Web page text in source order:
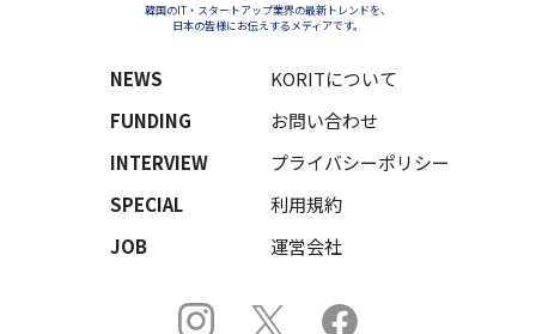
韓国のIT・スタートアップ業界の最新トレンドを、
日本の皆様にお伝えするメディアです。
NEWS
FUNDING
INTERVIEW
SPECIAL
JOB
KORITについて
お問い合わせ
プライバシーポリシー
利用規約
運営会社